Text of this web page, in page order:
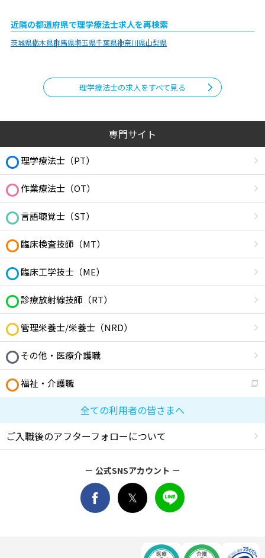
近隣の都道府県で理学療法士求人を再検索
茨城県栃木県群馬県埼玉県千葉県神奈川県山梨県
理学療法士の求人をすべて見る
専門サイト
理学療法士（PT）
作業療法士（OT）
言語聴覚士（ST）
臨床検査技師（MT）
臨床工学技士（ME）
診療放射線技師（RT）
管理栄養士/栄養士（NRD）
その他・医療介護職
福祉・介護職
全ての利用者の皆さまへ
ご入職後のアフターフォローについて
公式SNSアカウント